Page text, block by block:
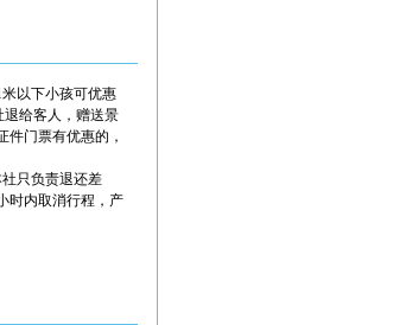
以下小孩可优惠
给客人，赠送景
门票有优惠的，
只负责退还差
时内取消行程，产